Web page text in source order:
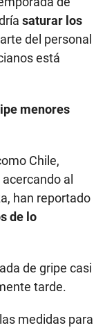
saturar los
del personal
está
menores
Chile,
al
han reportado
de lo
de gripe casi
tarde.
medidas para